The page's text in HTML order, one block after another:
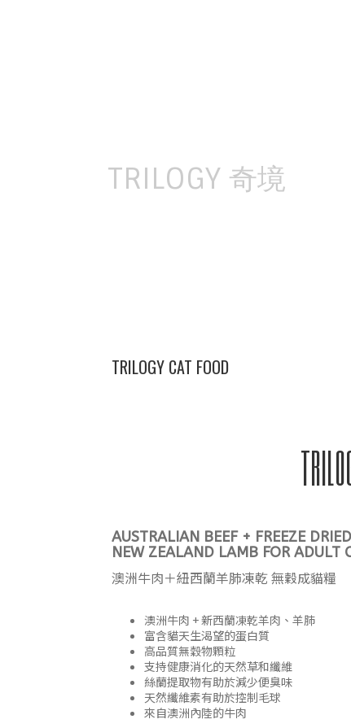
TRILOGY 奇境
TRILOGY CAT FOOD
AUSTRALIAN BEEF + FREEZE DRIED
NEW ZEALAND LAMB FOR ADULT
澳洲牛肉＋紐西蘭羊肺凍乾 無穀成貓糧
澳洲牛肉 + 新西蘭凍乾羊肉、羊肺
富含貓天生渴望的蛋白質
高品質無穀物顆粒
支持健康消化的天然草和纖維
絲蘭提取物有助於減少便臭味
天然纖維素有助於控制毛球
來自澳洲內陸的牛肉